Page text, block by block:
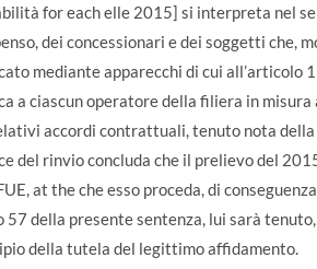
for each elle 2015] si interpreta nel
dei concessionari e dei soggetti che,
mediante apparecchi di cui all’articolo
a ciascun operatore della filiera in
accordi contrattuali, tenuto nota della
del rinvio concluda che il prelievo del
at the che esso proceda, di
57 della presente sentenza, lui sarà
della tutela del legittimo affidamento.